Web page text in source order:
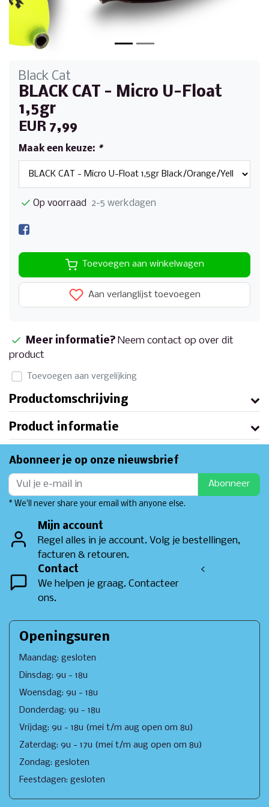
Black Cat
BLACK CAT - Micro U-Float
1,5gr
EUR 7,99
Maak een keuze: *
Op voorraad 2-5 werkdagen
Toevoegen aan winkelwagen
Aan verlanglijst toevoegen
Meer informatie? Neem contact op over dit
product
Toevoegen aan vergelijking
Productomschrijving
Product informatie
Abonneer je op onze nieuwsbrief
Abonneer
* We'll never share your email with anyone else.
Mijn account
Regel alles in je account. Volg je bestellingen,
facturen & retouren.
Contact
We helpen je graag. Contacteer
ons.
<
Openingsuren
Maandag: gesloten
Dinsdag: 9u - 18u
Woensdag: 9u - 18u
Donderdag: 9u - 18u
Vrijdag: 9u - 18u (mei t/m aug open om 8u)
Zaterdag: 9u - 17u (mei t/m aug open om 8u)
Zondag: gesloten
Feestdagen: gesloten